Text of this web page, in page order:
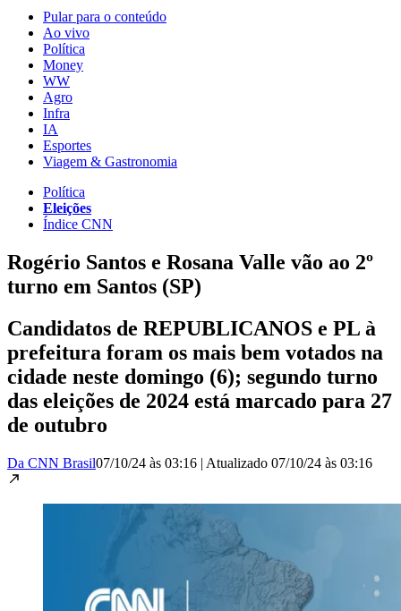
Pular para o conteúdo
Ao vivo
Política
Money
WW
Agro
Infra
IA
Esportes
Viagem & Gastronomia
Política
Eleições
Índice CNN
Rogério Santos e Rosana Valle vão ao 2º
turno em Santos (SP)
Candidatos de REPUBLICANOS e PL à
prefeitura foram os mais bem votados na
cidade neste domingo (6); segundo turno
das eleições de 2024 está marcado para 27
de outubro
Da CNN Brasil07/10/24 às 03:16 | Atualizado 07/10/24 às 03:16